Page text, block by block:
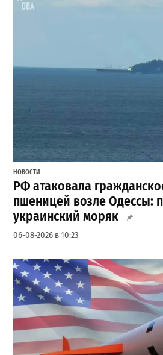
НОВОСТИ
РФ атаковала
пшеницей возле Одессы:
украинский моряк
06-08-2026 в 10:23